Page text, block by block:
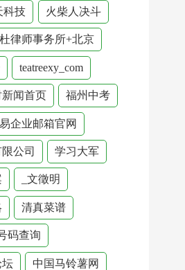
科技 火柴人决斗
律师事务所+北京
teatreexy_com
闻首页 福州中考
企业邮箱官网
公司 学习大军
_文徵明
清真菜谱
码查询
坛 中国马铃薯网